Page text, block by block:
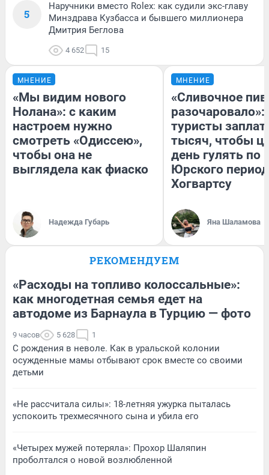
5
Наручники вместо Rolex: как судили экс-главу
Минздрава Кузбасса и бывшего миллионера
Дмитрия Беглова
4 652 15
МНЕНИЕ
«Мы видим нового
Нолана»: с каким
настроем нужно
смотреть «Одиссею»,
чтобы она не
выглядела как фиаско
Надежда Губарь
МНЕНИЕ
«Сливочное
разочаровало»:
туристы
тысяч, чтобы
день гулять по
Юрского
Хогвартсу
Яна Шаламова
РЕКОМЕНДУЕМ
«Расходы на топливо колоссальные»:
как многодетная семья едет на
автодоме из Барнаула в Турцию — фото
9 часов 5 628 1
С рождения в неволе. Как в уральской колонии
осужденные мамы отбывают срок вместе со своими
детьми
«Не рассчитала силы»: 18-летняя ужурка пыталась
успокоить трехмесячного сына и убила его
«Четырех мужей потеряла»: Прохор Шаляпин
проболтался о новой возлюбленной